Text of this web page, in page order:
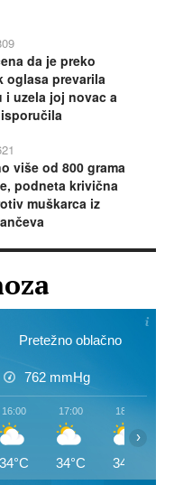
da je preko
oglasa prevarila
i uzela joj novac a
više od 800 grama
podneta krivična
muškarca iz
Pretežno oblačno
762 mmHg
16:00
34°C
17:00
34°C
18:00
34°C
›